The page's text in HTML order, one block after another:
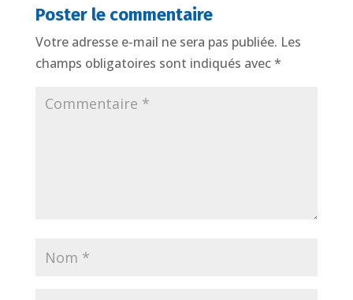
Poster le commentaire
Votre adresse e-mail ne sera pas publiée. Les
champs obligatoires sont indiqués avec*